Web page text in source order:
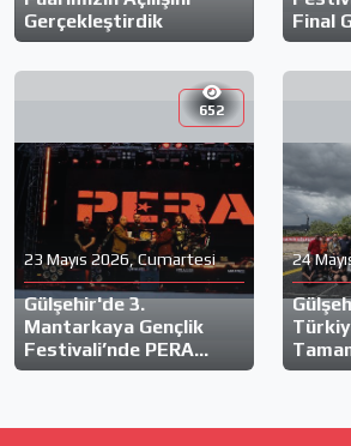
Gerçekleştirdik
Final
Erdi!
652
23 Mayıs 2026, Cumartesi
Gülşehir'de 3.
Mantarkaya Gençlik
Festivali’nde PERA
Rüzgarı!
24